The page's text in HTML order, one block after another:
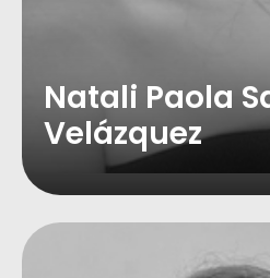
Natali Paola
Velázquez